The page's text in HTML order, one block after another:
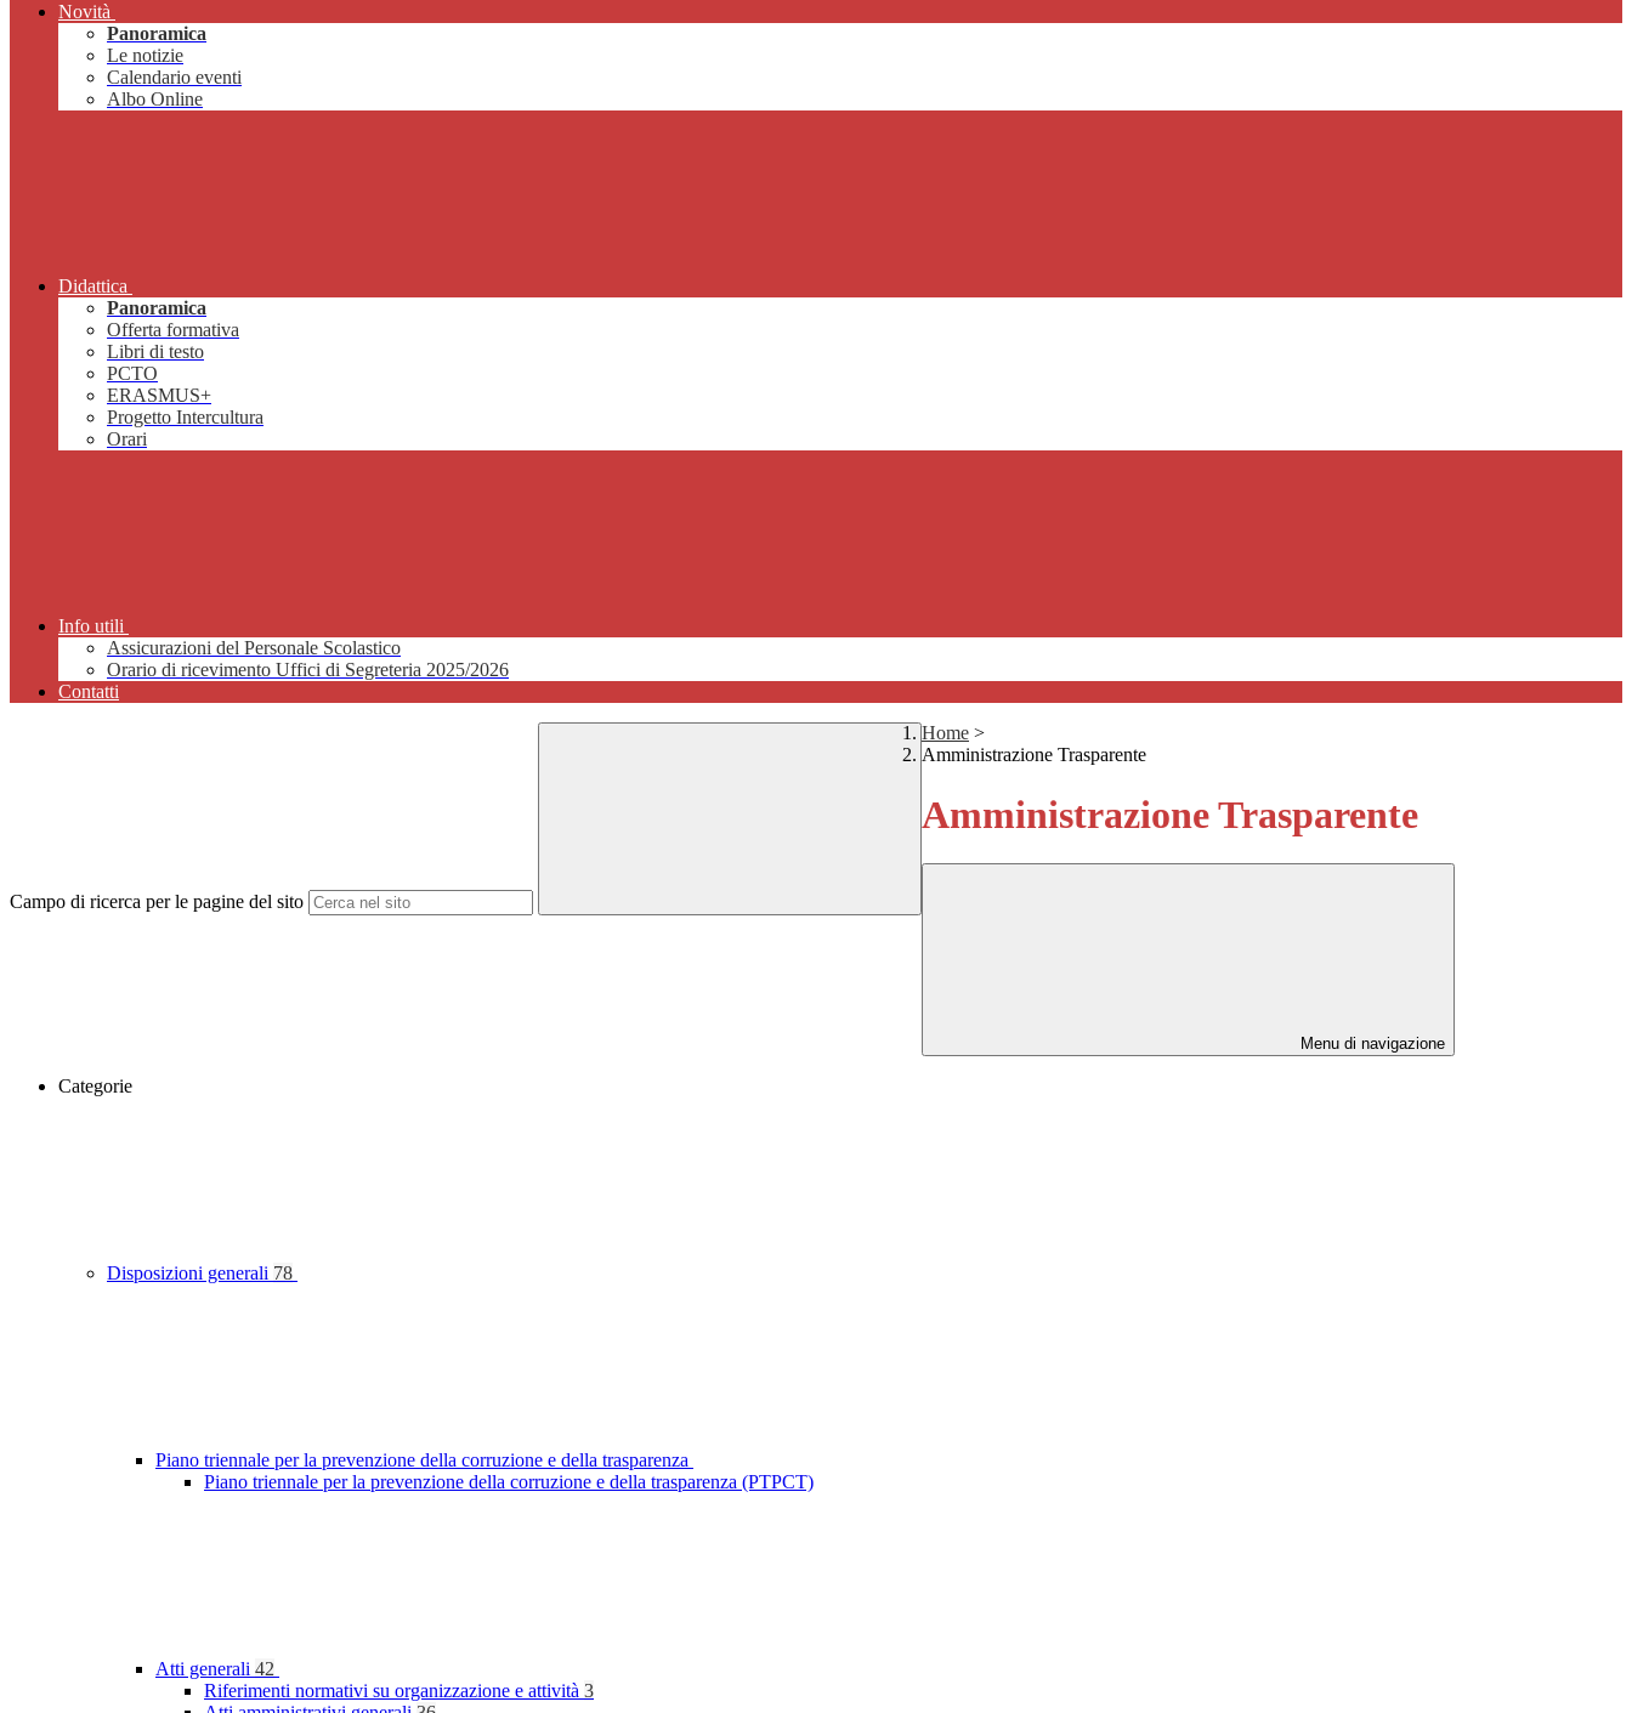
Novità
Panoramica
Le notizie
Calendario eventi
Albo Online
Didattica
Panoramica
Offerta formativa
Libri di testo
PCTO
ERASMUS+
Progetto Intercultura
Orari
Info utili
Assicurazioni del Personale Scolastico
Orario di ricevimento Uffici di Segreteria 2025/2026
Contatti
Campo di ricerca per le pagine del sito
Home >
Amministrazione Trasparente
Amministrazione Trasparente
Menu di navigazione
Categorie
Disposizioni generali 78
Piano triennale per la prevenzione della corruzione e della trasparenza
Piano triennale per la prevenzione della corruzione e della trasparenza (PTPCT)
Atti generali 42
Riferimenti normativi su organizzazione e attività 3